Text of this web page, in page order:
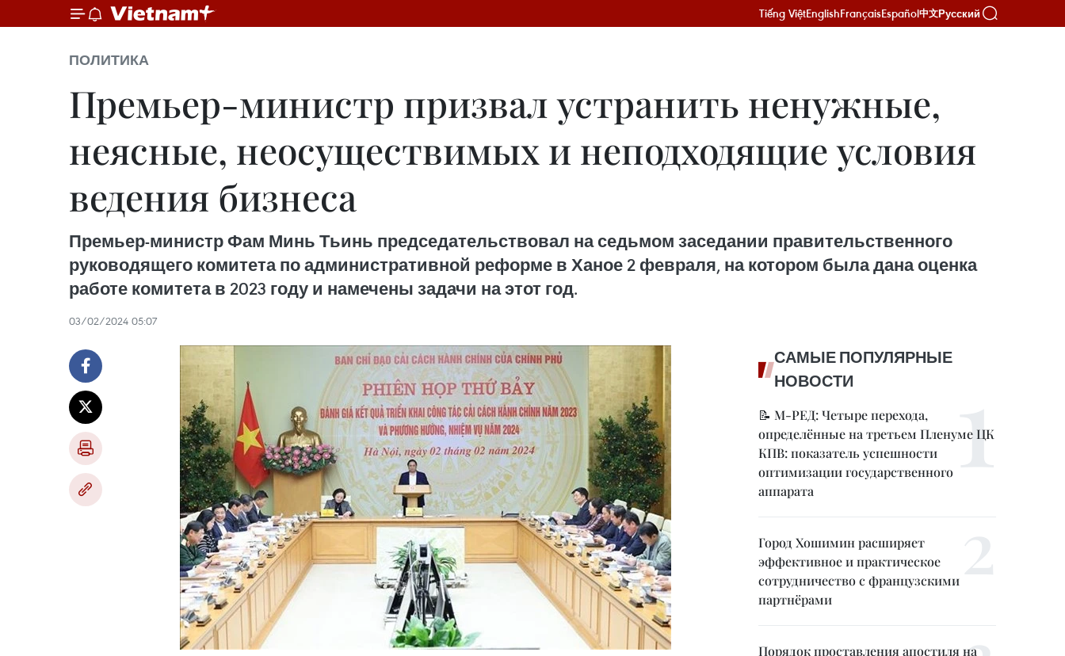
Tiếng ViệtEnglishFrançaisEspañol中文Русский
ПОЛИТИКА
Премьер-министр призвал устранить ненужные,
неясные, неосуществимых и неподходящие условия
ведения бизнеса
Премьер-министр Фам Минь Тьинь председательствовал на седьмом заседании правительственного
руководящего комитета по административной реформе в Ханое 2 февраля, на котором была дана оценка
работе комитета в 2023 году и намечены задачи на этот год.
03/02/2024 05:07
САМЫЕ ПОПУЛЯРНЫЕ
НОВОСТИ
📝 М-РЕД: Четыре перехода,
определённые на третьем Пленуме ЦК
КПВ: показатель успешности
оптимизации государственного
аппарата
Город Хошимин расширяет
эффективное и практическое
сотрудничество с французскими
партнёрами
Порядок проставления апостиля на